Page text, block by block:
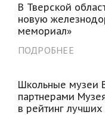
В Тверской
новую
мемориал»
ПОДРОБНЕЕ
Школьные музеи
партнерами
в рейтинг лучших